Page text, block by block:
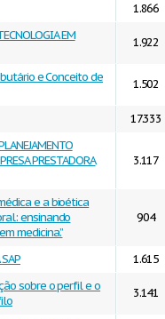
1.866
EM
1.922
e Conceito de
1.502
17.333
PRESTADORA
3.117
e a bioética
ensinando
medicina.”
904
1.615
sobre o perfil e o
3.141